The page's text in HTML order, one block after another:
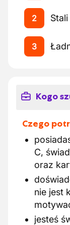
2
3
Kogo
Czego
C,
oraz
nie jest
jesteś